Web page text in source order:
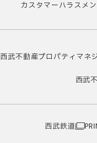
カスタマーハラスメ
西武不動産プロパティマネ
西武
西武鉄道